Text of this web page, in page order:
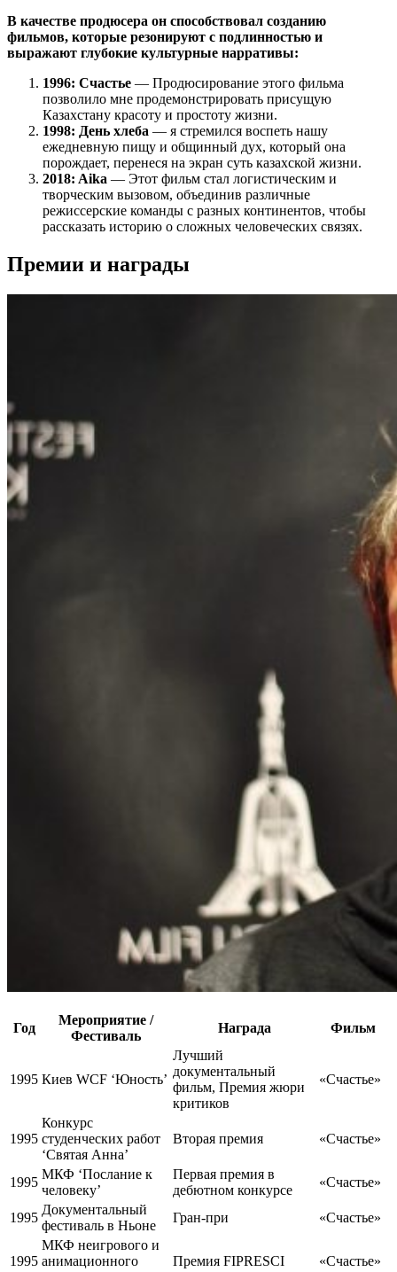
В качестве продюсера он способствовал созданию
фильмов, которые резонируют с подлинностью и
выражают глубокие культурные нарративы:
1996: Счастье — Продюсирование этого фильма
позволило мне продемонстрировать присущую
Казахстану красоту и простоту жизни.
1998: День хлеба — я стремился воспеть нашу
ежедневную пищу и общинный дух, который она
порождает, перенеся на экран суть казахской жизни.
2018: Aika — Этот фильм стал логистическим и
творческим вызовом, объединив различные
режиссерские команды с разных континентов, чтобы
рассказать историю о сложных человеческих связях.
Премии и награды
Год
Мероприятие /
Фестиваль
Награда Фильм
1995 Киев WCF ‘Юность’
Лучший
документальный
фильм, Премия жюри
критиков
«Счастье»
1995
Конкурс
студенческих работ
‘Святая Анна’
Вторая премия «Счастье»
1995
МКФ ‘Послание к
человеку’
Первая премия в
дебютном конкурсе
«Счастье»
1995
Документальный
фестиваль в Ньоне
Гран-при «Счастье»
1995
МКФ неигрового и
анимационного
Премия FIPRESCI «Счастье»